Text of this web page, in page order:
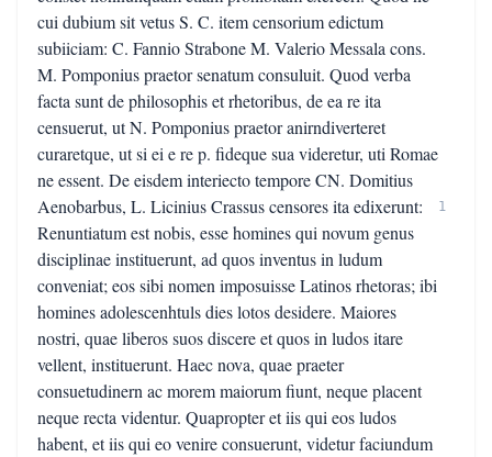
cui dubium sit vetus S. C. item censorium edictum
subiiciam: C. Fannio Strabone M. Valerio Messala cons.
M. Pomponius praetor senatum consuluit. Quod verba
facta sunt de philosophis et rhetoribus, de ea re ita
censuerut, ut N. Pomponius praetor anirndiverteret
curaretque, ut si ei e re p. fideque sua videretur, uti Romae
ne essent. De eisdem interiecto tempore CN. Domitius
Aenobarbus, L. Licinius Crassus censores ita edixerunt:
Renuntiatum est nobis, esse homines qui novum genus
disciplinae instituerunt, ad quos inventus in ludum
conveniat; eos sibi nomen imposuisse Latinos rhetoras; ibi
homines adolescenhtuls dies lotos desidere. Maiores
nostri, quae liberos suos discere et quos in ludos itare
vellent, instituerunt. Haec nova, quae praeter
consuetudinern ac morem maiorum fiunt, neque placent
neque recta videntur. Quapropter et iis qui eos ludos
habent, et iis qui eo venire consuerunt, videtur faciundum
1